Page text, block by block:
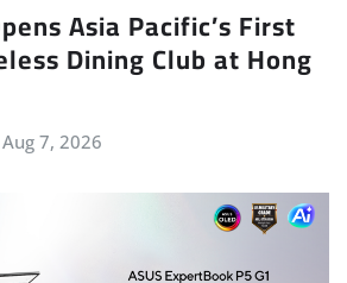
Asia Pacific’s First
Dining Club at Hong
Aug 7, 2026